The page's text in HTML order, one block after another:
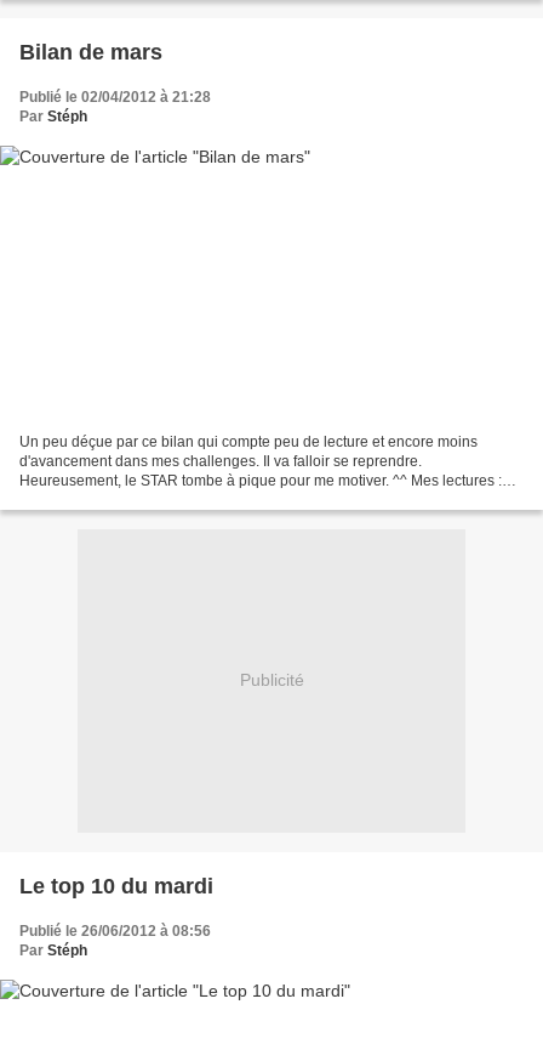
Bilan de mars
Publié le 02/04/2012 à 21:28
Par Stéph
Un peu déçue par ce bilan qui compte peu de lecture et encore moins
d'avancement dans mes challenges. Il va falloir se reprendre.
Heureusement, le STAR tombe à pique pour me motiver. ^^ Mes lectures :
Publicité
Le top 10 du mardi
Publié le 26/06/2012 à 08:56
Par Stéph